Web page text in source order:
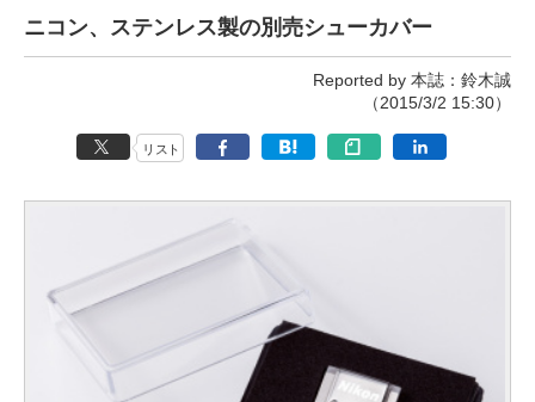
ニコン、ステンレス製の別売シューカバー
Reported by 本誌：鈴木誠
（2015/3/2 15:30）
リスト